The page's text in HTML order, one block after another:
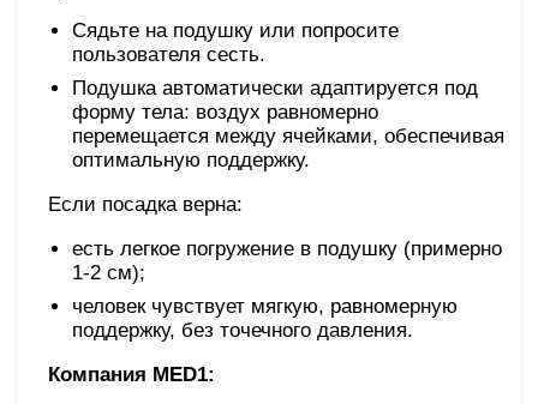
Сядьте на подушку или попросите
пользователя сесть.
Подушка автоматически адаптируется под
форму тела: воздух равномерно
перемещается между ячейками, обеспечивая
оптимальную поддержку.
Если посадка верна:
есть легкое погружение в подушку (примерно
1-2 см);
человек чувствует мягкую, равномерную
поддержку, без точечного давления.
Компания MED1: